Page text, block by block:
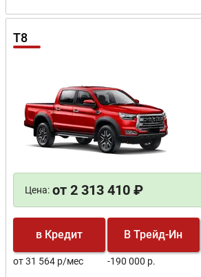
T8
Цена: от 2 313 410 ₽
в Кредит
от 31 564 р/мес
В Трейд-Ин
-190 000 р.